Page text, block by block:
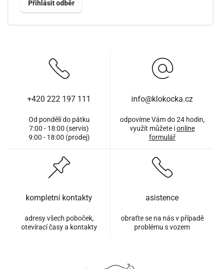
+420 222 197 111
Od pondělí do pátku
7:00 - 18:00 (servis)
9:00 - 18:00 (prodej)
info@klokocka.cz
odpovíme Vám do 24 hodin,
využít můžete ionline
formulář
kompletní kontakty
adresy všech poboček,
otevírací časy a kontakty
asistence
obraťte se na nás v případě
problému s vozem